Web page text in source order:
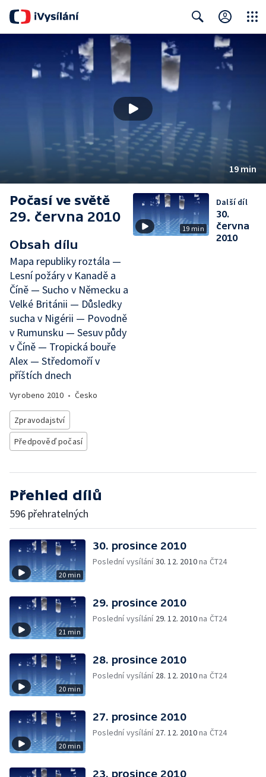
19 min
Počasí ve světě
29. června 2010
Obsah dílu
Mapa republiky roztála —
Lesní požáry v Kanadě a
Číně — Sucho v Německu a
Velké Británii — Důsledky
sucha v Nigérii — Povodně
v Rumunsku — Sesuv půdy
v Číně — Tropická bouře
Alex — Středomoří v
příštích dnech
Vyrobeno 2010 • Česko
Zpravodajství
Předpověď počasí
19 min
Další díl
30.
června
2010
Přehled dílů
596 přehratelných
20 min
30. prosince 2010
Poslední vysílání30. 12. 2010na ČT24
21 min
29. prosince 2010
Poslední vysílání 29. 12. 2010na ČT24
20 min
28. prosince 2010
Poslední vysílání 28. 12. 2010na ČT24
20 min
27. prosince 2010
Poslední vysílání 27. 12. 2010na ČT24
23. prosince 2010